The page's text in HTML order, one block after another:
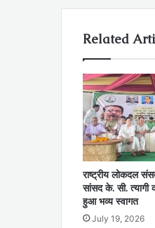
Related
राष्ट्रीय लोकदल
सांसद के. सी. त्यागी
हुआ भव्य स्वागत
July 19, 2026